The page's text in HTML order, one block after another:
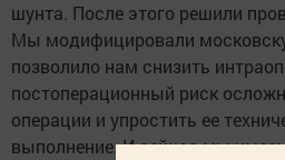
шунта. После этого решили
Мы модифицировали
позволило нам снизить
постоперационный риск
операции и упростить ее
выполнение. И сейчас мы